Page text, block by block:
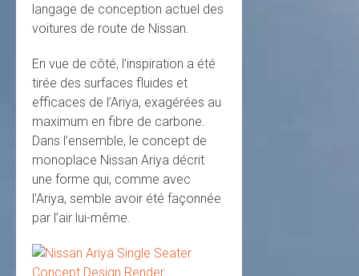
langage de conception actuel des
voitures de route de Nissan.
En vue de côté, l’inspiration a été
tirée des surfaces fluides et
efficaces de l’Ariya, exagérées au
maximum en fibre de carbone.
Dans l’ensemble, le concept de
monoplace Nissan Ariya décrit
une forme qui, comme avec
l’Ariya, semble avoir été façonnée
par l’air lui-même.